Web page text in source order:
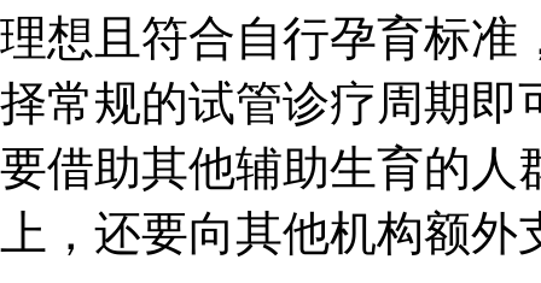
理想且符合自行孕育标准
择常规的试管诊疗周期即
要借助其他辅助生育的人
上，还要向其他机构额